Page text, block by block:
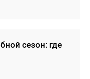
сезон: где